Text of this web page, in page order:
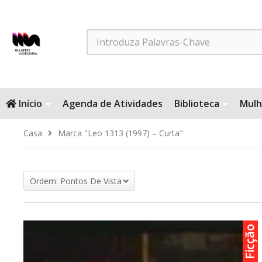
Search
Início Agenda de Atividades Biblioteca
Casa Marca "Leo 1313 (1997) – Curta"
Ordem: Pontos De Vista